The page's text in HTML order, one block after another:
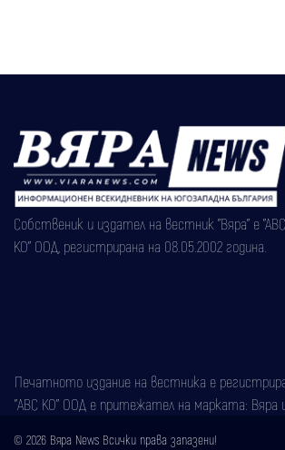
Собственик и издател на вестник "Вяра" е "АВС
КО" ООД, регистрирана на 08.05.2002 година.
Печатното издание на вестника е
"АВС КО" ООД е притежател на марката: Вяра
© 2026 Вяра News Всички права запазени!